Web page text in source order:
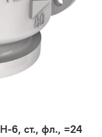
6, ст., фл., =24